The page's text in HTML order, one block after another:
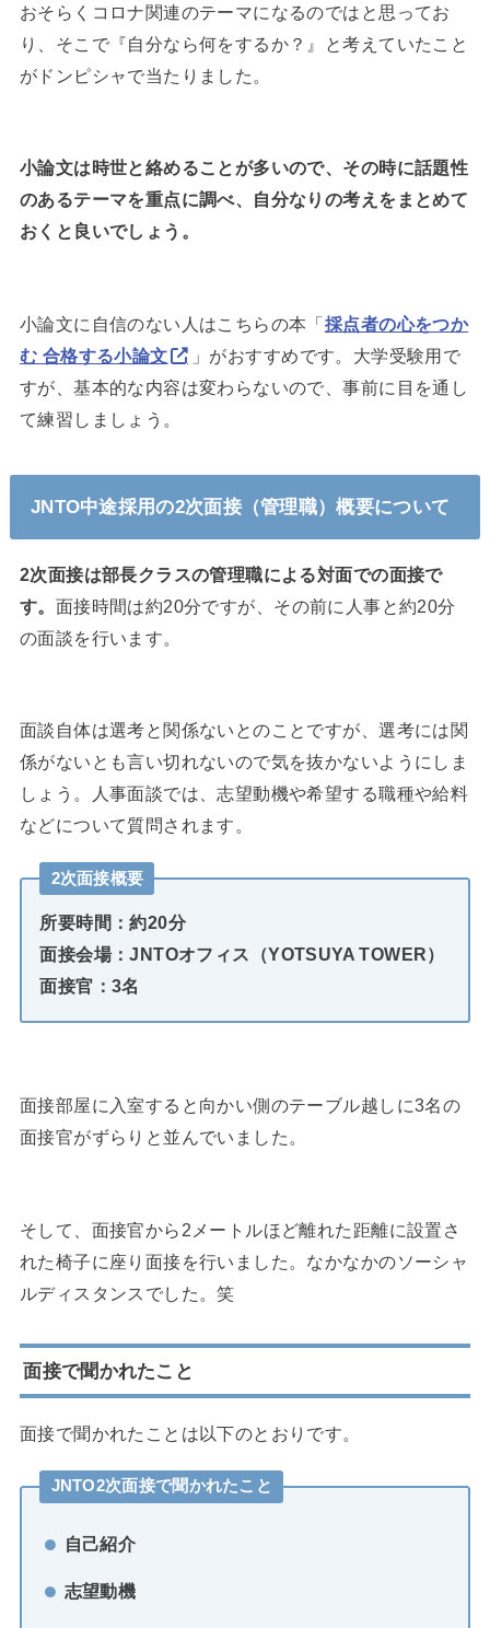
おそらくコロナ関連のテーマになるのではと思ってお
り、そこで『自分なら何をするか？』と考えていたこと
がドンピシャで当たりました。
小論文は時世と絡めることが多いので、その時に話題性
のあるテーマを重点に調べ、自分なりの考えをまとめて
おくと良いでしょう。
小論文に自信のない人はこちらの本「採点者の心をつか
む 合格する小論文
」 がおすすめです。大学受験用で
すが、基本的な内容は変わらないので、事前に目を通し
て練習しましょう。
JNTO中途採用の2次面接（管理職）概要について
2次面接は部長クラスの管理職による対面での面接で
す。 面接時間は約20分ですが、その前に人事と約20分
の面談を行います。
面談自体は選考と関係ないとのことですが、選考には関
係がないとも言い切れないので気を抜かないようにしま
しょう。人事面談では、志望動機や希望する職種や給料
などについて質問されます。
2次面接概要
所要時間：約20分
面接会場：JNTOオフィス（YOTSUYA TOWER）
面接官：3名
面接部屋に入室すると向かい側のテーブル越しに3名の
面接官がずらりと並んでいました。
そして、面接官から2メートルほど離れた距離に設置さ
れた椅子に座り面接を行いました。なかなかのソーシャ
ルディスタンスでした。笑
面接で聞かれたこと
面接で聞かれたことは以下のとおりです。
JNTO2次面接で聞かれたこと
自己紹介
志望動機